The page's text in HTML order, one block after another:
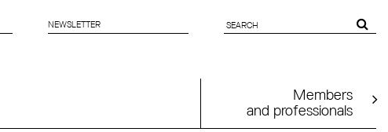
NEWSLETTER
FORMMembers
and professionals